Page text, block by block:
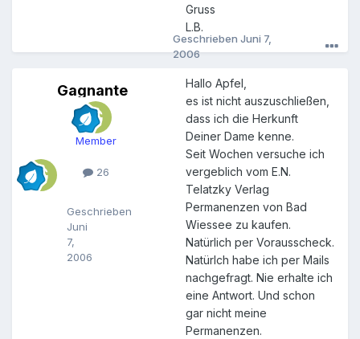
Gruss
L.B.
G
a
g
Geschrieben
Juni
7,
2006
Gagnante
Member
26
Geschrieben Juni 7,
2006
Hallo Apfel,
es ist nicht auszuschließen,
dass ich die Herkunft
Deiner Dame kenne.
Seit Wochen versuche ich
vergeblich vom E.N.
Telatzky Verlag
Permanenzen von Bad
Wiessee zu kaufen.
Natürlich per Vorausscheck.
Natürlch habe ich per Mails
nachgefragt. Nie erhalte ich
eine Antwort. Und schon
gar nicht meine
Permanenzen.